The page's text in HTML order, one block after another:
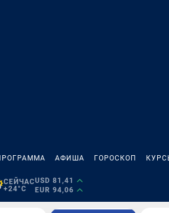
АФИША ГОРОСКОП
СЕЙЧАС
+24°C
USD 81,41
EUR 94,06